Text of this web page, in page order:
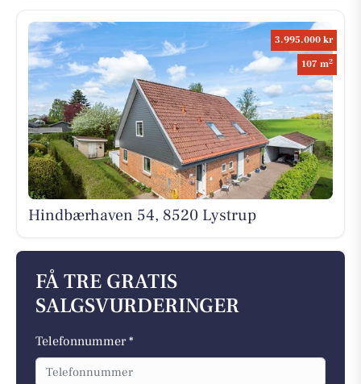
3.995.000 kr
107 m2
Hindbærhaven 54, 8520 Lystrup
FÅ TRE GRATIS
SALGSVURDERINGER
Telefonnummer *